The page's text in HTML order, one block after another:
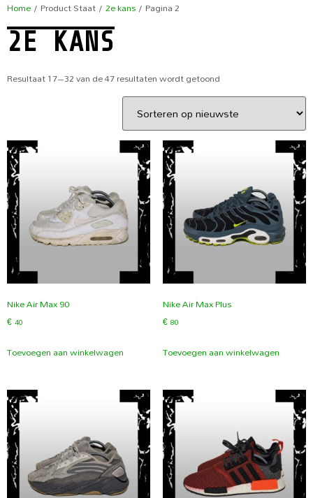
Home/ Product Staat /2e kans/ Pagina 2
2E KANS
Resultaat 17–32 van de 47 resultaten wordt getoond
Nike Air Max 90
€40
Toevoegen aan winkelwagen
Nike Air Max Plus
€80
Toevoegen aan winkelwagen